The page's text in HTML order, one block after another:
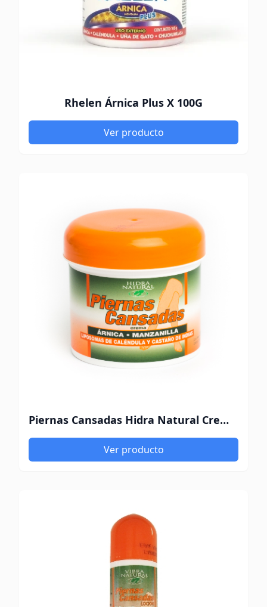
Rhelen Árnica Plus X 100G
Ver producto
Piernas Cansadas Hidra Natural Crema x 200 Gr
Ver producto